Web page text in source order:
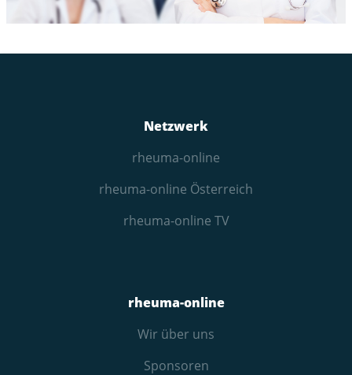
Netzwerk
rheuma-online
rheuma-online Österreich
rheuma-online TV
rheuma-online
Wir über uns
Sponsoren